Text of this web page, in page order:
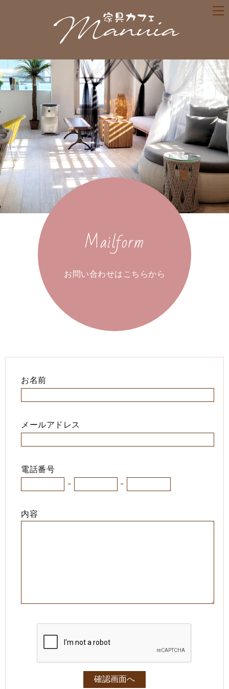
Mailform
お問い合わせはこちらから
お名前
メールアドレス
電話番号
-
-
内容
確認画面へ